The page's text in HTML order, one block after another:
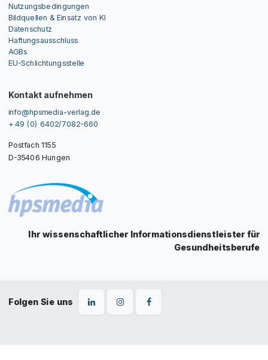
Nutzungsbedingungen
Bildquellen & Einsatz von KI
Datenschutz
Haftungsausschluss
AGBs
EU-Schlichtungsstelle
Kontakt aufnehmen
info@hpsmedia-verlag.de
+ 49 (0) 6402/7082-660
Postfach 1155
D-35406 Hungen
Ihr wissenschaftlicher Informationsdienstleister für
Gesundheitsberufe
Folgen Sie uns